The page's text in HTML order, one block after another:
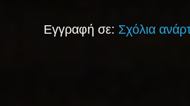
Εγγραφή σε: Σχόλια